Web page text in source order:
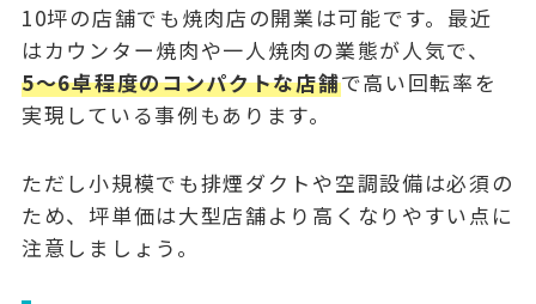
10坪の店舗でも焼肉店の開業は可能です。最近
はカウンター焼肉や一人焼肉の業態が人気で、
5〜6卓程度のコンパクトな店舗で高い回転率を
実現している事例もあります。
ただし小規模でも排煙ダクトや空調設備は必須の
ため、坪単価は大型店舗より高くなりやすい点に
注意しましょう。